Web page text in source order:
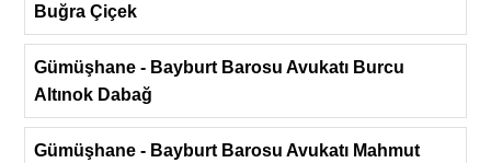
Buğra Çiçek
Gümüşhane - Bayburt Barosu Avukatı Burcu
Altınok Dabağ
Gümüşhane - Bayburt Barosu Avukatı Mahmut